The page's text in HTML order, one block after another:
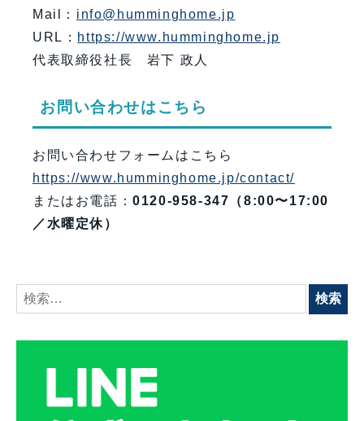
Mail： info@humminghome.jp
URL： https://www.humminghome.jp
代表取締役社長 岩下 政人
お問い合わせはこちら
お問い合わせフォームはこちら
https://www.humminghome.jp/contact/
またはお電話：0120-958-347（8:00〜17:00
／水曜定休）
検
索: